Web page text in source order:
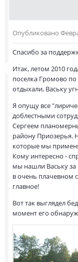
Опубликовано
Спасибо за
Итак, летом 2010
поселка Громово
отдыхали, Ваську
Я опущу все
доблестными
Сергеем
району Приозерья.
которые мы
Кому интересно -
мы нашли Ваську за
в очень плачевном
главное!
Вот так выглядел
момент его